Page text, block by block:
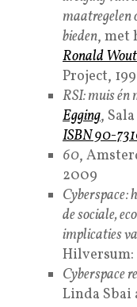
maatregelen
bieden, met
Ronald
Project,
RSI: muis
Egging,
ISBN 90-
60,
2009
Cyberspace:
de sociale,
implicaties
Cyberspace
Linda Sbai